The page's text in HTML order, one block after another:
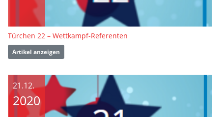
Türchen 22 – Wettkampf-Referenten
Artikel anzeigen
21.12.
2020